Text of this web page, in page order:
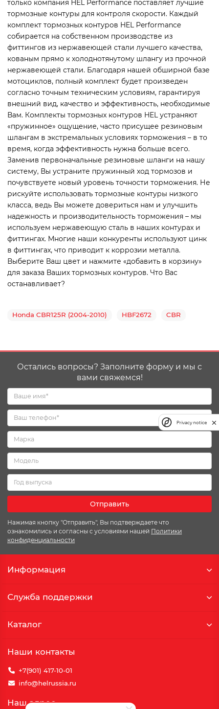
только компания HEL Performance поставляет лучшие
тормозные контуры для контроля скорости. Каждый
комплект тормозных контуров HEL Performance
собирается на собственном производстве из
фиттингов из нержавеющей стали лучшего качества,
кованым прямо к холоднотянутому шлангу из прочной
нержавеющей стали. Благодаря нашей обширной базе
мотоциклов, полный комплект будет произведен
согласно точным техническим условиям, гарантируя
внешний вид, качество и эффективность, необходимые
Вам. Комплекты тормозных контуров HEL устраняют
«пружинное» ощущение, часто присущее резиновым
шлангам в экстремальных условиях торможения – в то
время, когда эффективность нужна больше всего.
Заменив первоначальные резиновые шланги на нашу
систему, Вы устраните пружинный ход тормозов и
почувствуете новый уровень точности торможения. Не
рискуйте использовать тормозные контуры низкого
класса, ведь Вы можете довериться нам и улучшить
надежность и производительность торможения – мы
используем нержавеющую сталь в наших контурах и
фиттингах. Многие наши конкуренты используют цинк
в фиттингах, что приводит к коррозии металла.
Выберите Ваш цвет и нажмите «добавить в корзину»
для заказа Ваших тормозных контуров. Что Вас
останавливает?
Honda CBR125R (2004-2010) HBF2672 CBR
Остались вопросы? Заполните форму и мы с
вами свяжемся!
Отправить
Нажимая кнопку "Отправить", Вы подтверждаете что
ознакомились и согласны с условиями нашей Политики
конфиденциальности
Информация
Служба поддержки
Каталог
Наши контакты
+7(901) 417-10-01
info@helrussia.ru
Наш адрес
Privacy notice